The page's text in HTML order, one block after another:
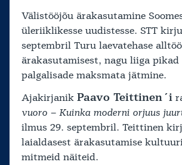
Välistööjõu ärakasutamine
üleriiklikesse uudistesse. STT
septembril Turu laevatehase
ärakasutamisest, nagu liiga pikad
palgalisade maksmata jätmine.
Ajakirjanik Paavo Teittinen´i
vuoro – Kuinka moderni orjuus
ilmus 29. septembril. Teittinen
laialdasest ärakasutamise
mitmeid näiteid.